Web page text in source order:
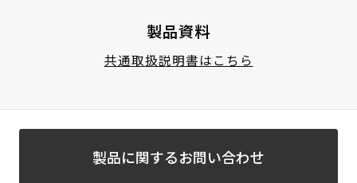
製品資料
共通取扱説明書はこちら
製品に関するお問い合わせ